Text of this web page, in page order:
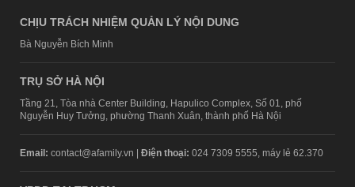
CHỊU TRÁCH NHIỆM QUẢN LÝ NỘI DUNG
Bà Nguyễn Bích Minh
TRỤ SỞ HÀ NỘI
Tầng 21, Tòa nhà Center Building, Hapulico Complex, Số 01, phố
Nguyễn Huy Tưởng, phường Thanh Xuân, thành phố Hà Nội
Email: contact@afamily.vn | Điện thoại: 024 7309 5555, máy lẻ 62.370